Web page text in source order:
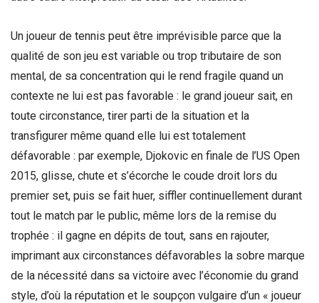
Un joueur de tennis peut être imprévisible parce que la
qualité de son jeu est variable ou trop tributaire de son
mental, de sa concentration qui le rend fragile quand un
contexte ne lui est pas favorable : le grand joueur sait, en
toute circonstance, tirer parti de la situation et la
transfigurer même quand elle lui est totalement
défavorable : par exemple, Djokovic en finale de l’US Open
2015, glisse, chute et s’écorche le coude droit lors du
premier set, puis se fait huer, siffler continuellement durant
tout le match par le public, même lors de la remise du
trophée : il gagne en dépits de tout, sans en rajouter,
imprimant aux circonstances défavorables la sobre marque
de la nécessité dans sa victoire avec l’économie du grand
style, d’où la réputation et le soupçon vulgaire d’un « joueur